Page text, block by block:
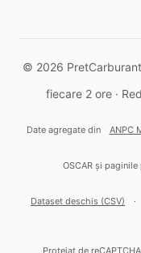
© 2026
fiecare 2 ore ·
Date agregate din ANPC
OSCAR și
Dataset deschis (CSV) ·
Protejat de